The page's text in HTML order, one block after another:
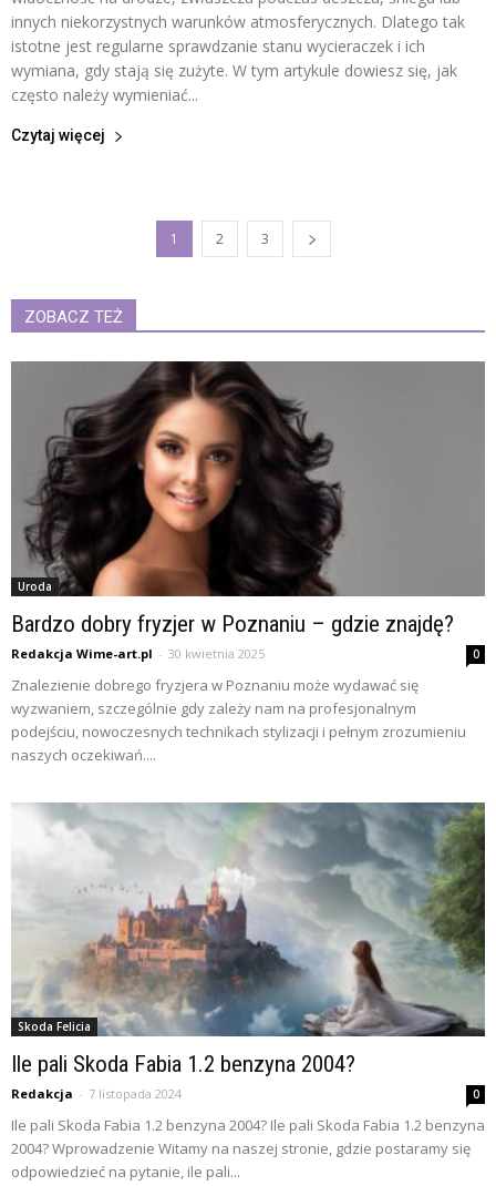
innych niekorzystnych warunków atmosferycznych. Dlatego tak
istotne jest regularne sprawdzanie stanu wycieraczek i ich
wymiana, gdy stają się zużyte. W tym artykule dowiesz się, jak
często należy wymieniać...
Czytaj więcej
1 2 3
ZOBACZ TEŻ
Uroda
Bardzo dobry fryzjer w Poznaniu – gdzie znajdę?
Redakcja Wime-art.pl - 30 kwietnia 2025 0
Znalezienie dobrego fryzjera w Poznaniu może wydawać się
wyzwaniem, szczególnie gdy zależy nam na profesjonalnym
podejściu, nowoczesnych technikach stylizacji i pełnym zrozumieniu
naszych oczekiwań....
Skoda Felicia
Ile pali Skoda Fabia 1.2 benzyna 2004?
Redakcja - 7 listopada 2024 0
Ile pali Skoda Fabia 1.2 benzyna 2004? Ile pali Skoda Fabia 1.2 benzyna
2004? Wprowadzenie Witamy na naszej stronie, gdzie postaramy się
odpowiedzieć na pytanie, ile pali...